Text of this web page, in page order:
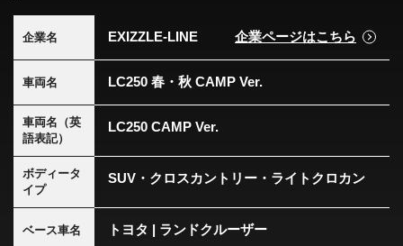
企業名 EXIZZLE-LINE 企業ページはこちら
車両名 LC250 春・秋 CAMP Ver.
車両名（英
語表記）
LC250 CAMP Ver.
ボディータ
イプ
SUV・クロスカントリー・ライトクロカン
ベース車名 トヨタ | ランドクルーザー